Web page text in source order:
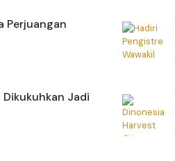
Perjuangan
Dikukuhkan Jadi